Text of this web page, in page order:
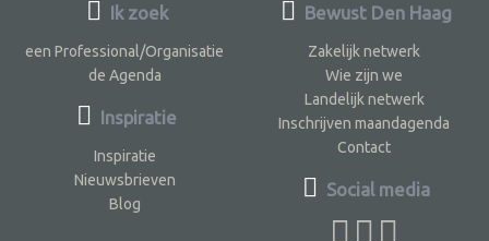
Ik zoek
een Professional/Organisatie
de Agenda
Inspiratie
Inspiratie
Nieuwsbrieven
Blog
Bewust Den Haag
Zakelijk netwerk
Wie zijn we
Landelijk netwerk
Inschrijven maandagenda
Contact
Social media